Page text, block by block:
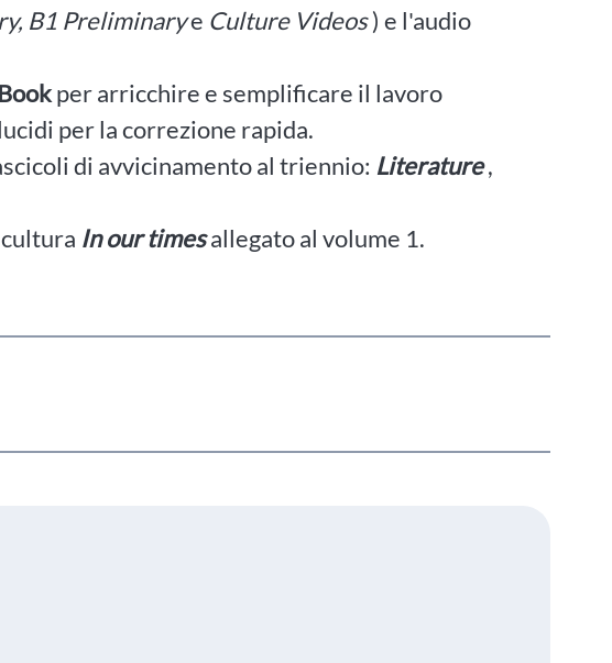
B1 Preliminarye Culture Videos) e l'audio
per arricchire e semplificare il lavoro
per la correzione rapida.
di avvicinamento al triennio: Literature,
In our timesallegato al volume 1.